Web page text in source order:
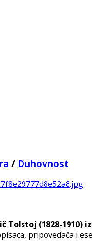
/ Duhovnost
Tolstoj (1828-1910)
pripovedača i